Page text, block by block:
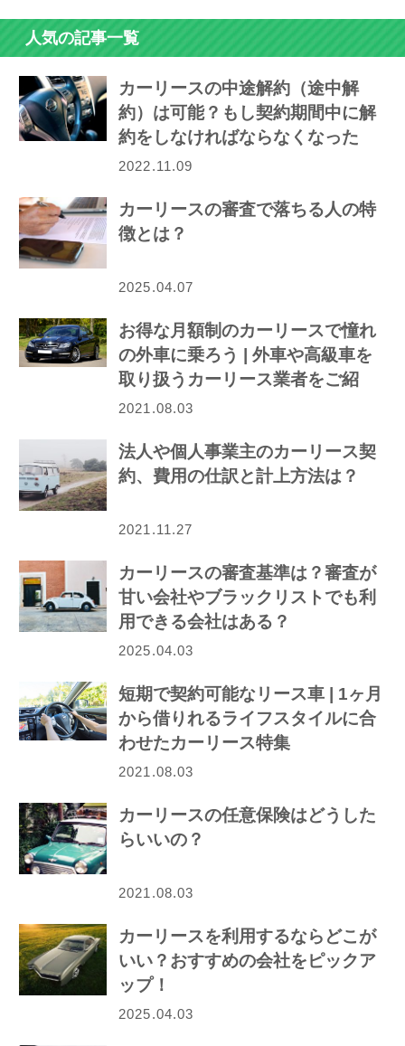
人気の記事一覧
カーリースの中途解約（途中解
約）は可能？もし契約期間中に解
約をしなければならなくなった
ら…
2022.11.09
カーリースの審査で落ちる人の特
徴とは？
2025.04.07
お得な月額制のカーリースで憧れ
の外車に乗ろう | 外車や高級車を
取り扱うカーリース業者をご紹
介！
2021.08.03
法人や個人事業主のカーリース契
約、費用の仕訳と計上方法は？
2021.11.27
カーリースの審査基準は？審査が
甘い会社やブラックリストでも利
用できる会社はある？
2025.04.03
短期で契約可能なリース車 | 1ヶ月
から借りれるライフスタイルに合
わせたカーリース特集
2021.08.03
カーリースの任意保険はどうした
らいいの？
2021.08.03
カーリースを利用するならどこが
いい？おすすめの会社をピックア
ップ！
2025.04.03